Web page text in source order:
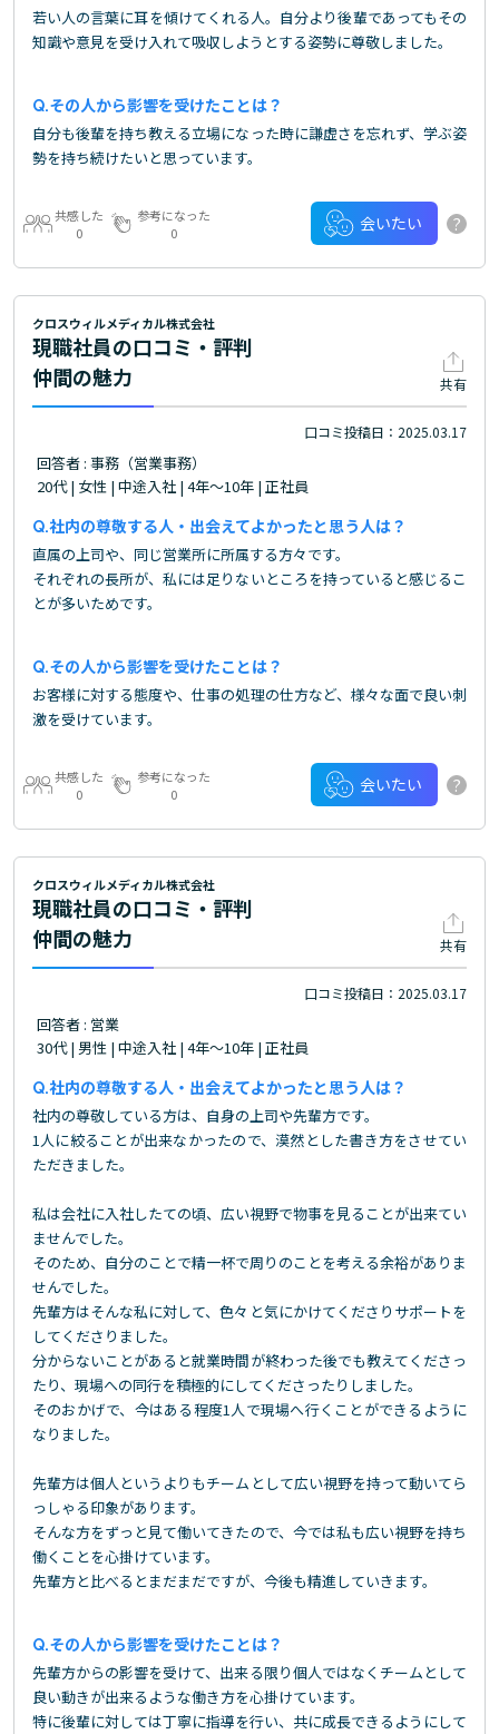
若い人の言葉に耳を傾けてくれる人。自分より後輩であってもその
知識や意見を受け入れて吸収しようとする姿勢に尊敬しました。
その人から影響を受けたことは？
自分も後輩を持ち教える立場になった時に謙虚さを忘れず、学ぶ姿
勢を持ち続けたいと思っています。
共感した
0
参考になった
0
会いたい ?
クロスウィルメディカル株式会社
現職社員の口コミ・評判
仲間の魅力
共有
口コミ投稿日：2025.03.17
回答者 : 事務（営業事務）
20代 | 女性 | 中途入社 | 4年～10年 | 正社員
社内の尊敬する人・出会えてよかったと思う人は？
直属の上司や、同じ営業所に所属する方々です。
それぞれの長所が、私には足りないところを持っていると感じるこ
とが多いためです。
その人から影響を受けたことは？
お客様に対する態度や、仕事の処理の仕方など、様々な面で良い刺
激を受けています。
共感した
0
参考になった
0
会いたい ?
クロスウィルメディカル株式会社
現職社員の口コミ・評判
仲間の魅力
共有
口コミ投稿日：2025.03.17
回答者 : 営業
30代 | 男性 | 中途入社 | 4年～10年 | 正社員
社内の尊敬する人・出会えてよかったと思う人は？
社内の尊敬している方は、自身の上司や先輩方です。
1人に絞ることが出来なかったので、漠然とした書き方をさせてい
ただきました。
私は会社に入社したての頃、広い視野で物事を見ることが出来てい
ませんでした。
そのため、自分のことで精一杯で周りのことを考える余裕がありま
せんでした。
先輩方はそんな私に対して、色々と気にかけてくださりサポートを
してくださりました。
分からないことがあると就業時間が終わった後でも教えてくださっ
たり、現場への同行を積極的にしてくださったりしました。
そのおかげで、今はある程度1人で現場へ行くことができるように
なりました。
先輩方は個人というよりもチームとして広い視野を持って動いてら
っしゃる印象があります。
そんな方をずっと見て働いてきたので、今では私も広い視野を持ち
働くことを心掛けています。
先輩方と比べるとまだまだですが、今後も精進していきます。
その人から影響を受けたことは？
先輩方からの影響を受けて、出来る限り個人ではなくチームとして
良い動きが出来るような働き方を心掛けています。
特に後輩に対しては丁寧に指導を行い、共に成長できるようにして